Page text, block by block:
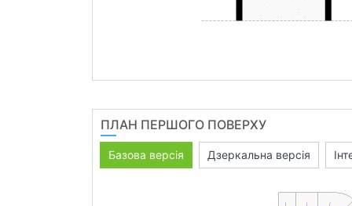
ПЛАН ПЕРШОГО ПОВЕРХУ
Базова версія Дзеркальна версія